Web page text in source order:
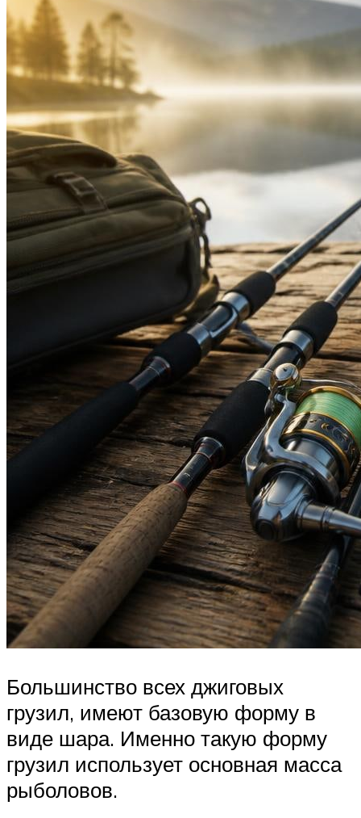
Большинство всех джиговых
грузил, имеют базовую форму в
виде шара. Именно такую форму
грузил использует основная масса
рыболовов.